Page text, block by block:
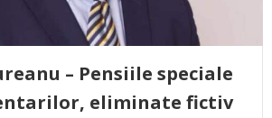
– Pensiile speciale
eliminate fictiv